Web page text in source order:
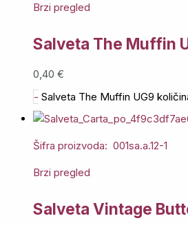
Brzi pregled
Salveta The Muffin
0,40 €
- Salveta The Muffin UG9
Šifra proizvoda: 001sa.a.12-1
Brzi pregled
Salveta Vintage